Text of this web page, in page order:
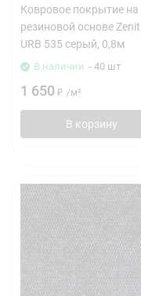
Ковровое покрытие на
резиновой основе Zenit
URB 535 серый, 0,8м
В наличии - 40 шт
1 650 ₽ /м²
В корзину